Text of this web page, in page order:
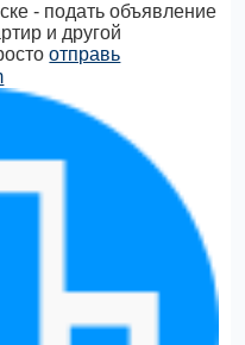
- подать объявление
и другой
отправь